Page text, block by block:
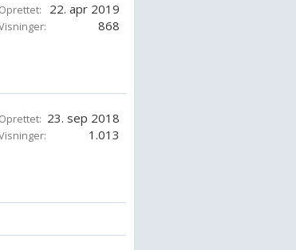
Oprettet: 22. apr 2019
868
Oprettet: 23. sep 2018
1.013